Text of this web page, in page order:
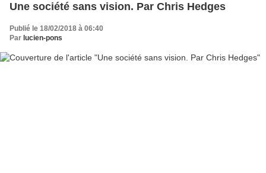
Une société sans vision. Par Chris Hedges
Publié le 18/02/2018 à 06:40
Par lucien-pons